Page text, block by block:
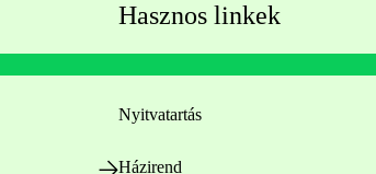
Hasznos linkek
Nyitvatartás
Házirend